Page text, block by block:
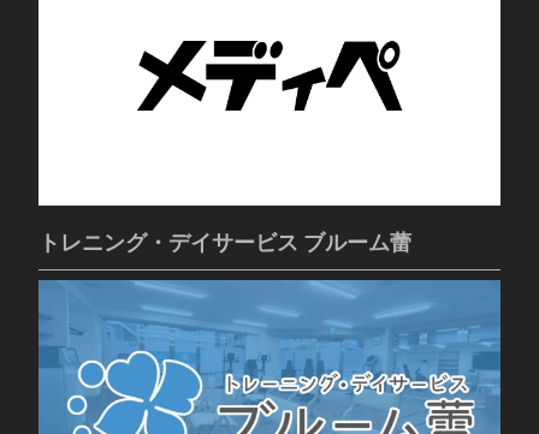
トレニング・デイサービス ブルーム蕾